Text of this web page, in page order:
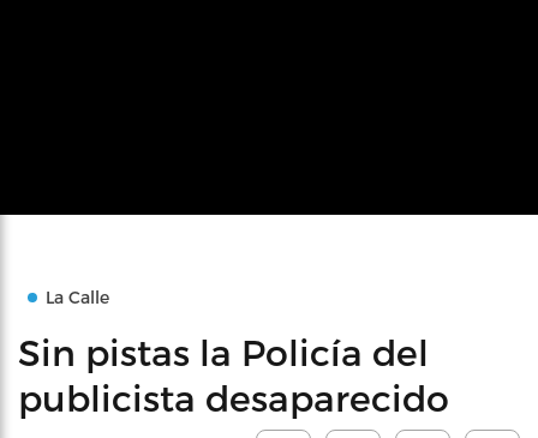
La Calle
Sin pistas la Policía del
publicista desaparecido